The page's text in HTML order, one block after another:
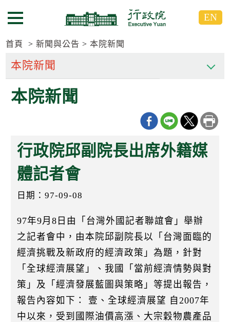
到
要
區
到
要
區
選單按鈕 EN
首頁 新聞與公告 本院新聞
本院新聞
行政院邱副院長出席外籍媒
體記者會
日期：97-09-08
97年9月8日由「台灣外國記者聯誼會」舉辦
之記者會中，由本院邱副院長以「台灣面臨的
經濟挑戰及新政府的經濟政策」為題，針對
「全球經濟展望」、我國「當前經濟情勢與對
策」及「經濟發展藍圖與策略」等提出報告，
報告內容如下： 壹、全球經濟展望 自2007年
中以來，受到國際油價高漲、大宗穀物農產品